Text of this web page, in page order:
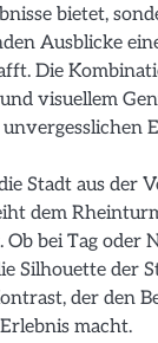
bietet,
Ausblicke
Die
visuellem
Stadt aus der
dem
bei Tag oder
Silhouette der
der den
macht.